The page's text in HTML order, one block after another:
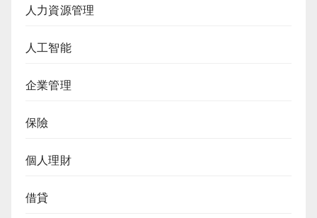
人力資源管理
人工智能
企業管理
保險
個人理財
借貸